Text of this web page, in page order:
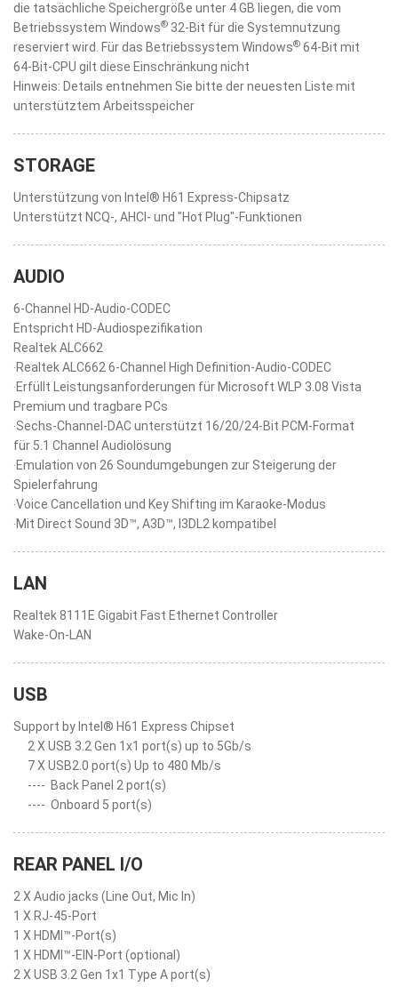
die tatsächliche Speichergröße unter 4 GB liegen, die vom
Betriebssystem Windows® 32-Bit für die Systemnutzung
reserviert wird. Für das Betriebssystem Windows® 64-Bit mit
64-Bit-CPU gilt diese Einschränkung nicht
Hinweis: Details entnehmen Sie bitte der neuesten Liste mit
unterstütztem Arbeitsspeicher
STORAGE
Unterstützung von Intel® H61 Express-Chipsatz
Unterstützt NCQ-, AHCI- und "Hot Plug"-Funktionen
AUDIO
6-Channel HD-Audio-CODEC
Entspricht HD-Audiospezifikation
Realtek ALC662
‧Realtek ALC662 6-Channel High Definition-Audio-CODEC
‧Erfüllt Leistungsanforderungen für Microsoft WLP 3.08 Vista
Premium und tragbare PCs
‧Sechs-Channel-DAC unterstützt 16/20/24-Bit PCM-Format
für 5.1 Channel Audiolösung
‧Emulation von 26 Soundumgebungen zur Steigerung der
Spielerfahrung
‧Voice Cancellation und Key Shifting im Karaoke-Modus
‧Mit Direct Sound 3D™, A3D™, I3DL2 kompatibel
LAN
Realtek 8111E Gigabit Fast Ethernet Controller
Wake-On-LAN
USB
Support by Intel® H61 Express Chipset
2 X USB 3.2 Gen 1x1 port(s) up to 5Gb/s
7 X USB2.0 port(s) Up to 480 Mb/s
---- Back Panel 2 port(s)
---- Onboard 5 port(s)
REAR PANEL I/O
2 X Audio jacks (Line Out, Mic In)
1 X RJ-45-Port
1 X HDMI™-Port(s)
1 X HDMI™-EIN-Port (optional)
2 X USB 3.2 Gen 1x1 Type A port(s)